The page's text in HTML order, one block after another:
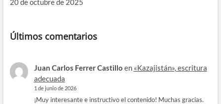
20 de octubre de 2025
Últimos comentarios
Juan Carlos Ferrer Castillo en «Kazajistán», escritura
adecuada
1 de junio de 2026
¡Muy interesante e instructivo el contenido! Muchas gracias.